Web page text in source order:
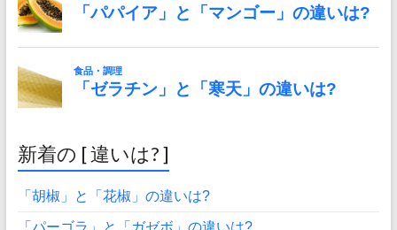
新着の [ 違いは? ]
「胡椒」と「花椒」の違いは?